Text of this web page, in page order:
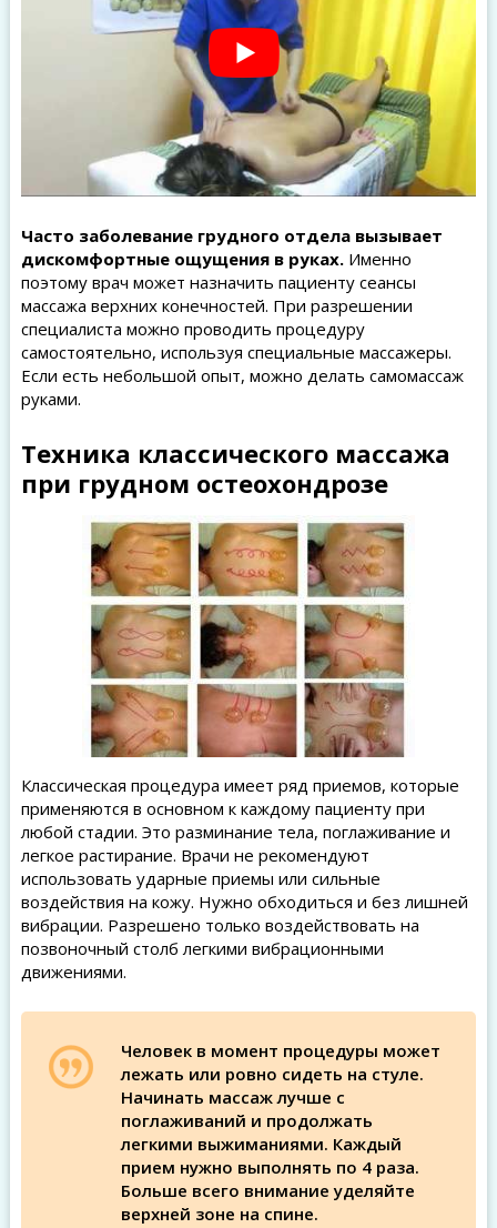
Часто заболевание грудного отдела вызывает
дискомфортные ощущения в руках.Именно
поэтому врач может назначить пациенту сеансы
массажа верхних конечностей. При разрешении
специалиста можно проводить процедуру
самостоятельно, используя специальные массажеры.
Если есть небольшой опыт, можно делать самомассаж
руками.
Техника классического массажа
при грудном остеохондрозе
Классическая процедура имеет ряд приемов, которые
применяются в основном к каждому пациенту при
любой стадии. Это разминание тела, поглаживание и
легкое растирание. Врачи не рекомендуют
использовать ударные приемы или сильные
воздействия на кожу. Нужно обходиться и без лишней
вибрации. Разрешено только воздействовать на
позвоночный столб легкими вибрационными
движениями.
Человек в момент процедуры может
лежать или ровно сидеть на стуле.
Начинать массаж лучше с
поглаживаний и продолжать
легкими выжиманиями. Каждый
прием нужно выполнять по 4 раза.
Больше всего внимание уделяйте
верхней зоне на спине.